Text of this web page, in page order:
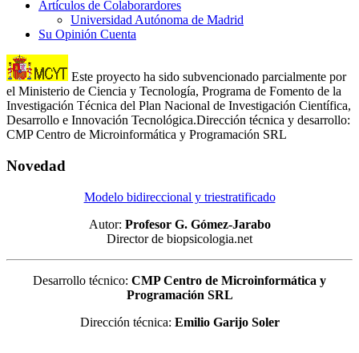
Artículos de Colaborardores
Universidad Autónoma de Madrid
Su Opinión Cuenta
Este proyecto ha sido subvencionado parcialmente por
el Ministerio de Ciencia y Tecnología, Programa de Fomento de la
Investigación Técnica del Plan Nacional de Investigación Científica,
Desarrollo e Innovación Tecnológica.Dirección técnica y desarrollo:
CMP Centro de Microinformática y Programación SRL
Novedad
Modelo bidireccional y triestratificado
Autor: Profesor G. Gómez-Jarabo
Director de biopsicologia.net
Desarrollo técnico: CMP Centro de Microinformática y
Programación SRL
Dirección técnica: Emilio Garijo Soler